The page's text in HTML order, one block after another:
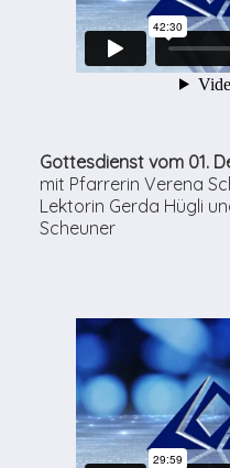
Gottesdienst vom 01.
mit Pfarrerin Verena
Lektorin Gerda Hügli
Scheuner